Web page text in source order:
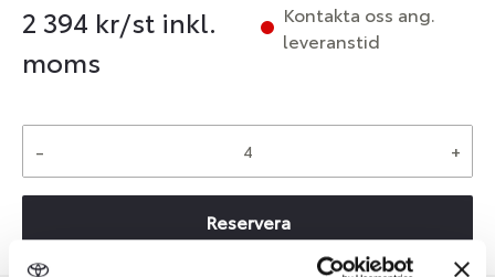
2 394 kr/st inkl.
moms
Kontakta oss ang.
leveranstid
- +
Reservera